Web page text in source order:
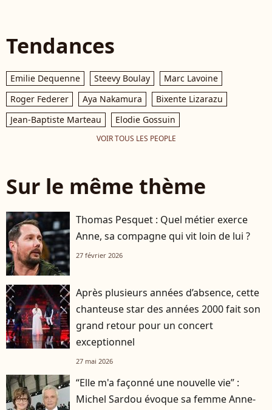
Tendances
Emilie Dequenne Steevy Boulay
Marc Lavoine
Roger Federer
Aya Nakamura
Bixente Lizarazu
Jean-Baptiste Marteau
Elodie Gossuin
VOIR TOUS LES PEOPLE
Sur le même thème
Thomas Pesquet : Quel métier exerce
Anne, sa compagne qui vit loin de lui ?
27 février 2026
Après plusieurs années d’absence, cette
chanteuse star des années 2000 fait son
grand retour pour un concert
exceptionnel
27 mai 2026
“Elle m'a façonné une nouvelle vie” :
Michel Sardou évoque sa femme Anne-